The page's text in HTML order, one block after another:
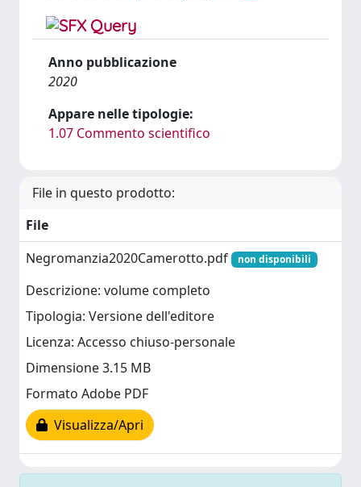
Anno pubblicazione
2020
Appare nelle tipologie:
1.07 Commento scientifico
File in questo prodotto:
File
Negromanzia2020Camerotto.pdf
non disponibili
Descrizione: volume completo
Tipologia: Versione dell'editore
Licenza: Accesso chiuso-personale
Dimensione 3.15 MB
Formato Adobe PDF
Visualizza/Apri